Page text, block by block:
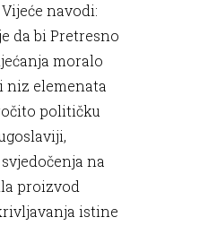
navodi:
da bi Pretresno
moralo
niz elemenata
političku
na
proizvod
istine